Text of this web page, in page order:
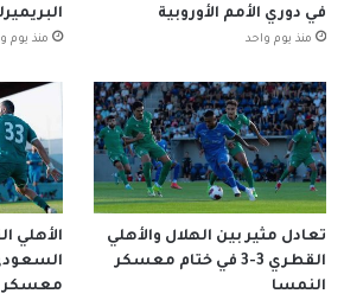
في دوري الأمم الأوروبية
منذ يوم واحد منذ يوم
تعادل مثير بين الهلال والأهلي
القطري 3-3 في ختام معسكر
النمسا
الأهلي
معسكر